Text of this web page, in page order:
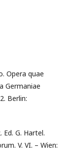
Opera quae
Germaniae
Berlin:
G. Hartel.
V. VI. – Wien: